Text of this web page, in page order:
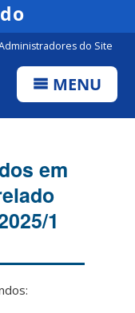
Canais
do Site
MENU
em
1